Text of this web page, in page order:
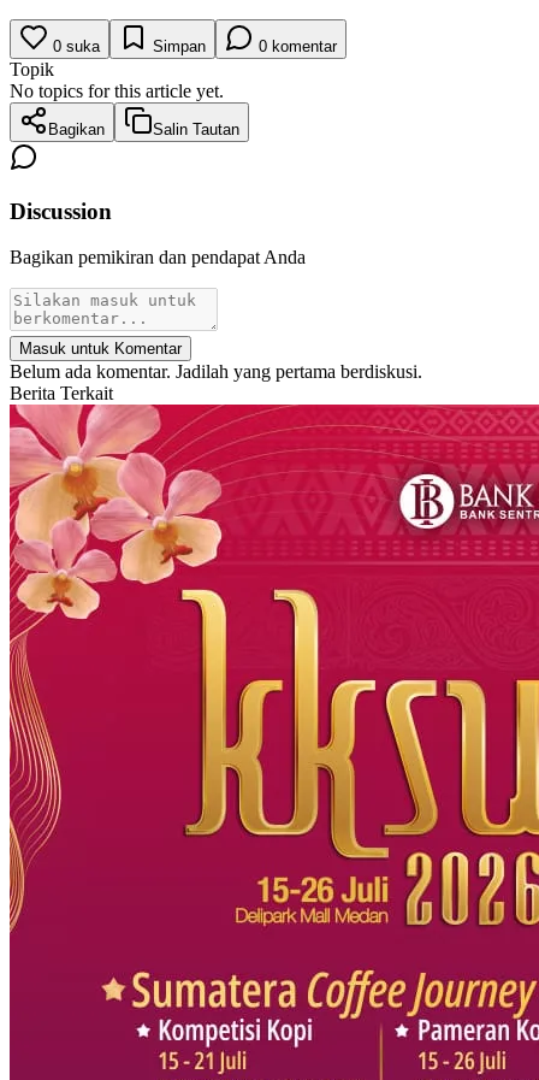
0 suka Simpan 0 komentar
Topik
No topics for this article yet.
Bagikan Salin Tautan
Discussion
Bagikan pemikiran dan pendapat Anda
Masuk untuk Komentar
Belum ada komentar. Jadilah yang pertama berdiskusi.
Berita Terkait